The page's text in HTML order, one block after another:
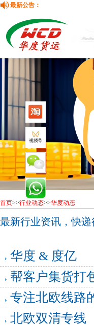
最新公告：
首页>>行业动态>>华度动态
最新行业资讯，快
华度 & 度亿
帮客户集货打
专注北欧线路
北欧双清专线